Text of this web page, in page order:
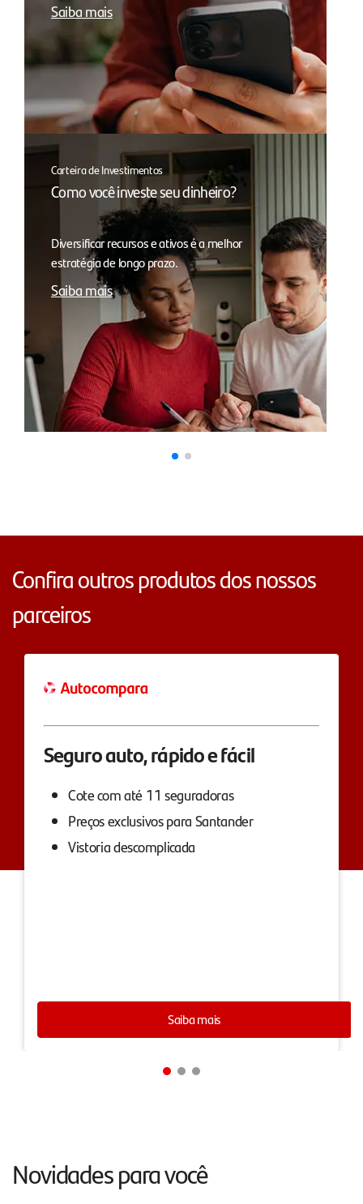
Saiba mais
Carteira de Investimentos
Como você investe seu dinheiro?
Diversificar recursos e ativos é a melhor
estratégia de longo prazo.
Saiba mais
Confira outros produtos dos nossos
parceiros
Seguro auto, rápido e fácil
Cote com até 11 seguradoras
Preços exclusivos para Santander
Vistoria descomplicada
Saiba mais
Novidades para você